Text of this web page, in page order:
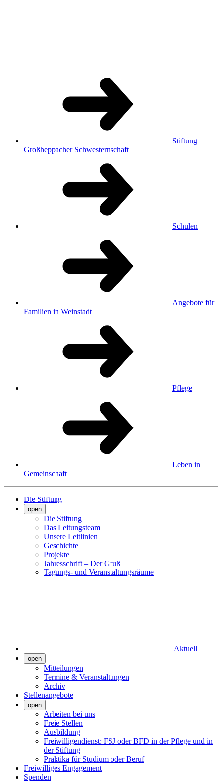
Stiftung
Großheppacher Schwesternschaft
Schulen
Angebote für
Familien in Weinstadt
Pflege
Leben in
Gemeinschaft
Die Stiftung
open
Die Stiftung
Das Leitungsteam
Unsere Leitlinien
Geschichte
Projekte
Jahresschrift – Der Gruß
Tagungs- und Veranstaltungsräume
Aktuell
open
Mitteilungen
Termine & Veranstaltungen
Archiv
Stellenangebote
open
Arbeiten bei uns
Freie Stellen
Ausbildung
Freiwilligendienst: FSJ oder BFD in der Pflege und in
der Stiftung
Praktika für Studium oder Beruf
Freiwilliges Engagement
Spenden